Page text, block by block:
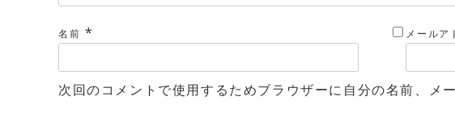
名前 * メールア
次回のコメントで使用するためブラウザーに自分の名前、メ